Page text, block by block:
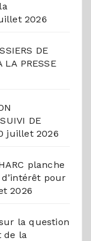
2026
DE
LA PRESSE
DE
juillet 2026
planche
pour
2026
la question
de la